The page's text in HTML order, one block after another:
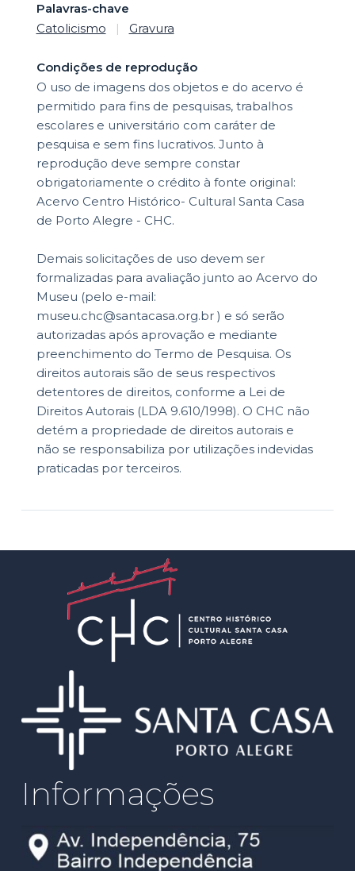
Palavras-chave
Catolicismo
| Gravura
Condições de reprodução
O uso de imagens dos objetos e do acervo é
permitido para fins de pesquisas, trabalhos
escolares e universitário com caráter de
pesquisa e sem fins lucrativos. Junto à
reprodução deve sempre constar
obrigatoriamente o crédito à fonte original:
Acervo Centro Histórico- Cultural Santa Casa
de Porto Alegre - CHC.
Demais solicitações de uso devem ser
formalizadas para avaliação junto ao Acervo do
Museu (pelo e-mail:
museu.chc@santacasa.org.br ) e só serão
autorizadas após aprovação e mediante
preenchimento do Termo de Pesquisa. Os
direitos autorais são de seus respectivos
detentores de direitos, conforme a Lei de
Direitos Autorais (LDA 9.610/1998). O CHC não
detém a propriedade de direitos autorais e
não se responsabiliza por utilizações indevidas
praticadas por terceiros.
Informações